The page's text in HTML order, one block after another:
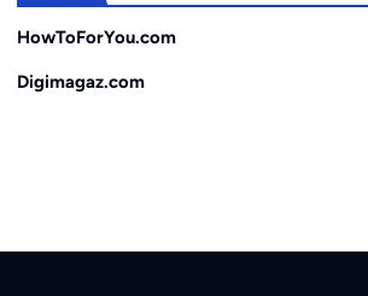
HowToForYou.com
Digimagaz.com